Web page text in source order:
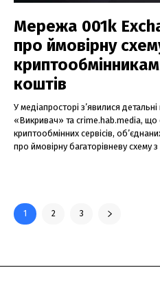
Мережа 001k
про ймовірну
коштів
У медіапросторі з’явилися
«Викривач» та crime.hab.media, що
криптообмінних сервісів,
про ймовірну багаторівневу схему з
1 2 3